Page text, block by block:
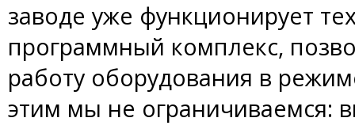
заводе уже функционирует
программный комплекс,
работу оборудования в
этим мы не ограничиваемся: